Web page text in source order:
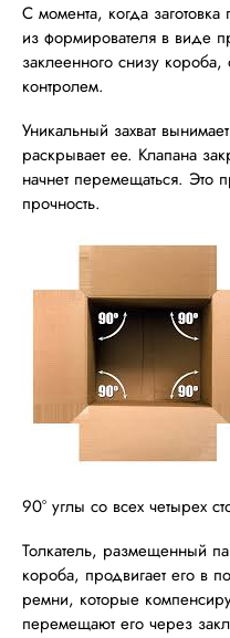
С момента, когда
из формирователя в виде
заклеенного снизу
контролем.
Уникальный захват
раскрывает ее. Клапана
начнет перемещаться. Это
прочность.
90° углы со всех четырех
Толкатель, размещенный
короба, продвигает его в
ремни, которые
перемещают его через